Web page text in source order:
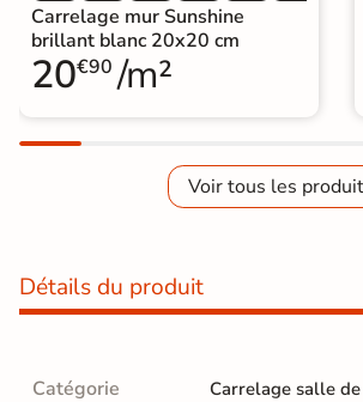
Carrelage mur Sunshine
brillant blanc 20x20 cm
20€90 /m²
Voir tous les
Détails du produit
Catégorie Carrelage salle